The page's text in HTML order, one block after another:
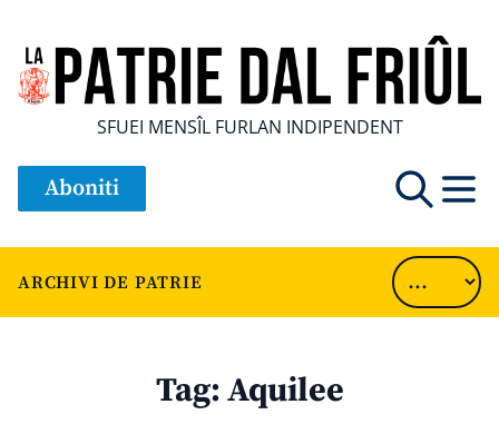
SFUEI MENSÎL FURLAN INDIPENDENT
Aboniti
ARCHIVI DE PATRIE
Tag:Aquilee